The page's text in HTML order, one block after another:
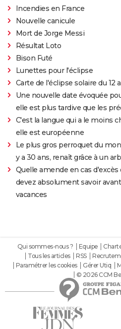
Incendies en France
Nouvelle canicule
Mort de Jorge Messi
Résultat Loto
Bison Futé
Lunettes pour l'éclipse
Carte de l'éclipse solaire du 12
Une nouvelle date évoquée
elle est plus tardive que les
C'est la langue qui a le moins
elle est européenne
Le plus gros perroquet du
y a 30 ans, renaît grâce à un
Quelle amende en cas d'excès
devez absolument savoir
vacances
Qui sommes-nous ? Equipe
Tous les articles
RSS
Paramétrer les cookies
Gérer Utiq
© 2026 CCM